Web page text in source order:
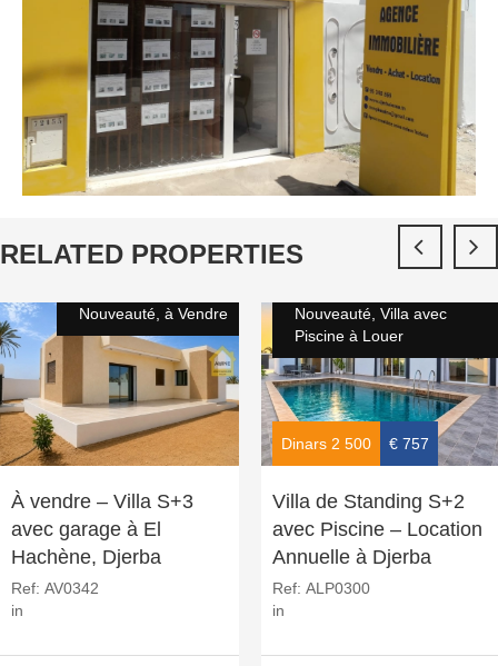
RELATED PROPERTIES
Nouveauté, à Vendre
À vendre – Villa S+3
avec garage à El
Hachène, Djerba
Ref: AV0342
in
Nouveauté, Villa avec
Piscine à Louer
Dinars 2 500 € 757
Villa de Standing S+2
avec Piscine – Location
Annuelle à Djerba
Ref: ALP0300
in